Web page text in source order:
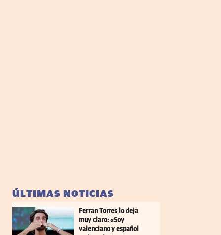
ÚLTIMAS NOTICIAS
Ferran Torres lo deja
muy claro: «Soy
valenciano y español